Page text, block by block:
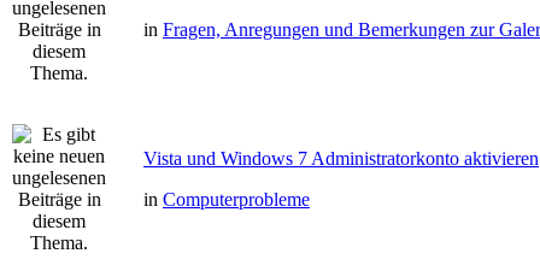
in Fragen, Anregungen und Bemerkungen zur
Vista und Windows 7 Administratorkonto aktivieren
in Computerprobleme